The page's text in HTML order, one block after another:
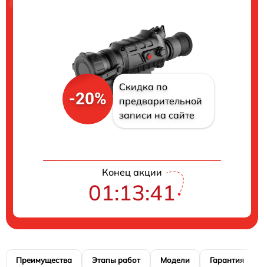
-20%
Скидка по
предварительной
записи на сайте
Конец акции
01:13:41
Преимущества Этапы работ Модели Гарантия